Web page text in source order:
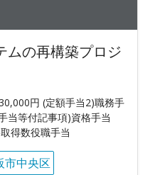
ムの再構築プロジ
円 (定額手当2)職務手
当等付記事項)資格手当
得数役職手当
市中央区